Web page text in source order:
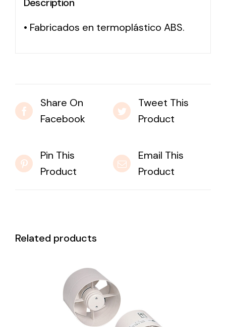
• Fabricados en termoplástico ABS.
Share On
Facebook
Tweet This
Product
Pin This
Product
Email This
Product
Related products